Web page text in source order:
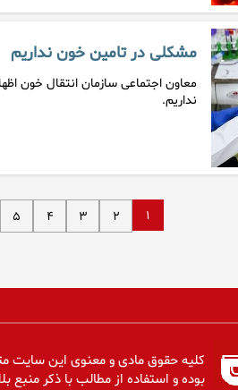
مشکلی در تامین خون نداریم
معاون اجتماعی سازمان انتقال خون
نداریم.
۱ ۲ ۳ ۴ ۵
کلیه حقوق مادی و معنوی این سایت
بوده و استفاده از مطالب با ذکر منبع